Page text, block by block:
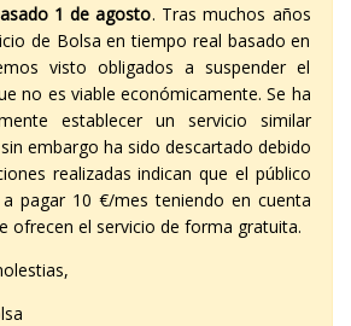
1 de agosto. Tras muchos años
de Bolsa en tiempo real basado en
visto obligados a suspender el
no es viable económicamente. Se ha
establecer un servicio similar
embargo ha sido descartado debido
realizadas indican que el público
pagar 10 €/mes teniendo en cuenta
ofrecen el servicio de forma gratuita.